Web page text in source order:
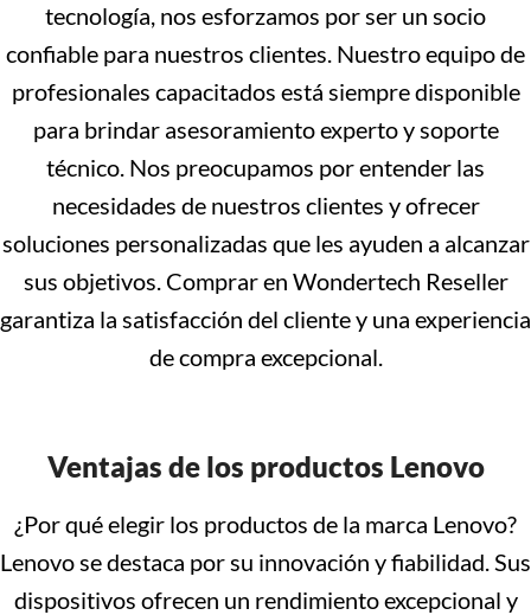
tecnología, nos esforzamos por ser un socio
confiable para nuestros clientes. Nuestro equipo de
profesionales capacitados está siempre disponible
para brindar asesoramiento experto y soporte
técnico. Nos preocupamos por entender las
necesidades de nuestros clientes y ofrecer
soluciones personalizadas que les ayuden a alcanzar
sus objetivos. Comprar en Wondertech Reseller
garantiza la satisfacción del cliente y una experiencia
de compra excepcional.
Ventajas de los productos Lenovo
¿Por qué elegir los productos de la marca Lenovo?
Lenovo se destaca por su innovación y fiabilidad. Sus
dispositivos ofrecen un rendimiento excepcional y